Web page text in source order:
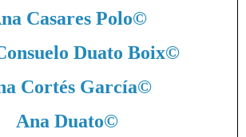
Casares Polo©
Duato Boix©
Cortés García©
Ana Duato©